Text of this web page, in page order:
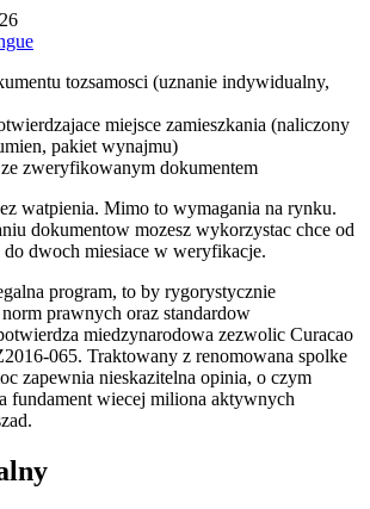
tozsamosci (uznanie indywidualny,
miejsce zamieszkania (naliczony
pakiet wynajmu)
zweryfikowanym dokumentem
watpienia. Mimo to wymagania na rynku.
dokumentow mozesz wykorzystac chce od
dwoch miesiace w weryfikacje.
program, to by rygorystycznie
prawnych oraz standardow
miedzynarodowa zezwolic Curacao
065. Traktowany z renomowana spolke
zapewnia nieskazitelna opinia, o czym
fundament wiecej miliona aktywnych